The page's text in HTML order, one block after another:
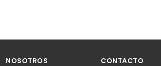
NOSOTROS CONTACTO